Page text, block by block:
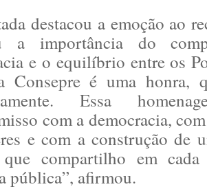
destacou a emoção ao
a importância do
e o equilíbrio entre os
Consepre é uma honra,
Essa
com a democracia,
e com a construção
que compartilho em
pública”, afirmou.